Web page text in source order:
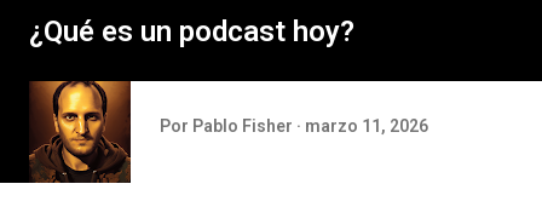
¿Qué es un podcast hoy?
Por Pablo Fisher marzo 11, 2026